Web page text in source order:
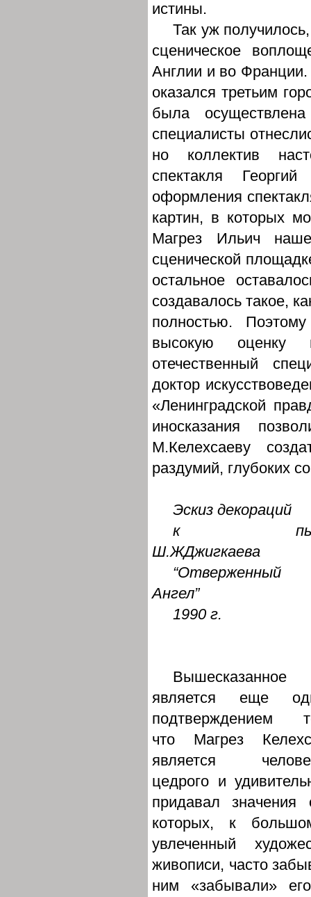
истины.
Так уж
сценическое
Англии и во Франции.
оказался третьим
была
специалисты
но коллектив
спектакля
оформления
картин, в которых
Магрез Ильич
сценической
остальное
создавалось такое,
полностью.
высокую оценку
отечественный
доктор
«Ленинградской
иносказания
М.Келехсаеву
раздумий, глубоких
Эскиз декораций
к
Ш.ЖДжигкаева
“Отверженный
Ангел”
1990 г.
Вышесказанное
является еще
подтверждением
что Магрез
является
цедрого и
придавал
которых, к
увлеченный
живописи, часто
ним «забывали»